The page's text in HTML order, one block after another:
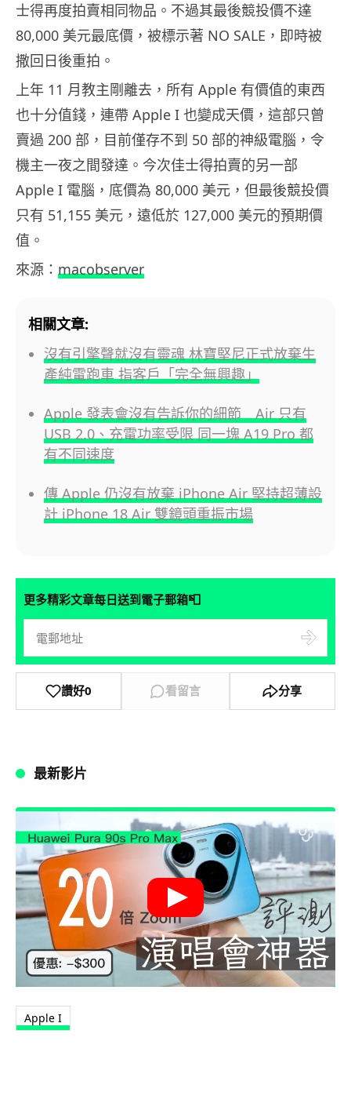
士得再度拍賣相同物品。不過其最後競投價不達
80,000 美元最底價，被標示著 NO SALE，即時被
撒回日後重拍。
上年 11 月教主剛離去，所有 Apple 有價值的東西
也十分值錢，連帶 Apple I 也變成天價，這部只曾
賣過 200 部，目前僅存不到 50 部的神級電腦，令
機主一夜之間發達。今次佳士得拍賣的另一部
Apple I 電腦，底價為 80,000 美元，但最後競投價
只有 51,155 美元，遠低於 127,000 美元的預期價
值。
來源： macobserver
相關文章:
沒有引擎聲就沒有靈魂 林寶堅尼正式放棄生
產純電跑車 指客戶「完全無興趣」
Apple 發表會沒有告訴你的細節 Air 只有
USB 2.0、充電功率受限 同一塊 A19 Pro 都
有不同速度
傳 Apple 仍沒有放棄 iPhone Air 堅持超薄設
計 iPhone 18 Air 雙鏡頭重振市場
更多精彩文章每日送到電子郵箱📮
讚好0 看留言 分享
最新影片
Apple I